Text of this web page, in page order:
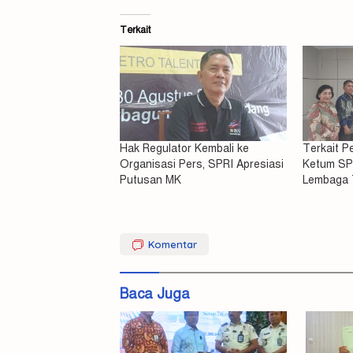
Terkait
Hak Regulator Kembali ke
Organisasi Pers, SPRI Apresiasi
Putusan MK
Terkait
Ketum
Lembaga
pers
Melapor
Komentar
Baca Juga
Pelaku